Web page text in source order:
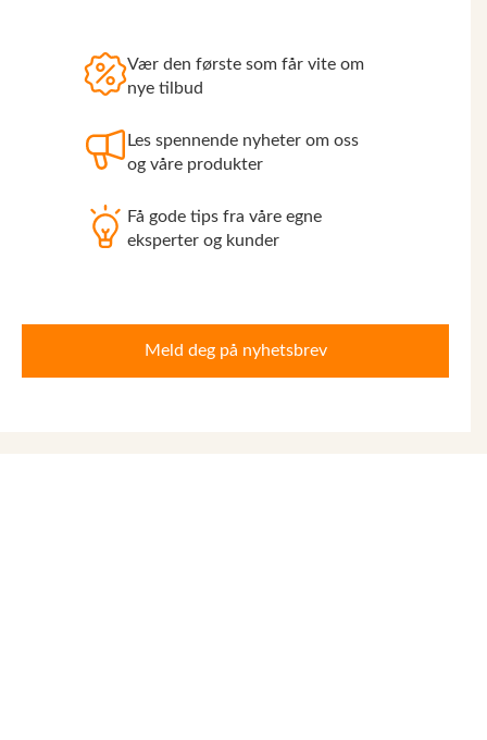
Vær den første som får vite om
nye tilbud
Les spennende nyheter om oss
og våre produkter
Få gode tips fra våre egne
eksperter og kunder
Meld deg på nyhetsbrev